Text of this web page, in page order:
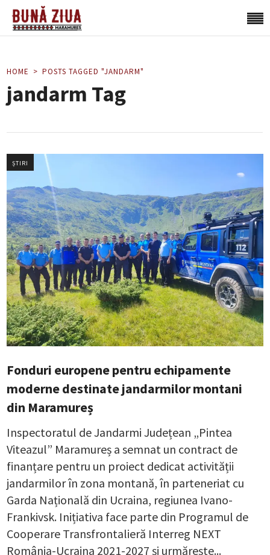
HOME POSTS TAGGED "JANDARM"
jandarm Tag
ȘTIRI
Fonduri europene pentru echipamente
moderne destinate jandarmilor montani
din Maramureș
Inspectoratul de Jandarmi Județean „Pintea
Viteazul” Maramureș a semnat un contract de
finanțare pentru un proiect dedicat activității
jandarmilor în zona montană, în parteneriat cu
Garda Națională din Ucraina, regiunea Ivano-
Frankivsk. Inițiativa face parte din Programul de
Cooperare Transfrontalieră Interreg NEXT
România-Ucraina 2021-2027 și urmărește